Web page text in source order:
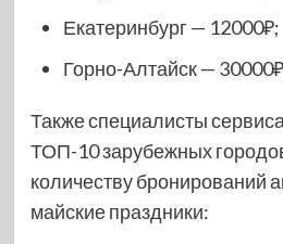
Екатеринбург — 12000₽;
Горно-Алтайск —
Также специалисты
ТОП-10 зарубежных
количеству бронирований
майские праздники: